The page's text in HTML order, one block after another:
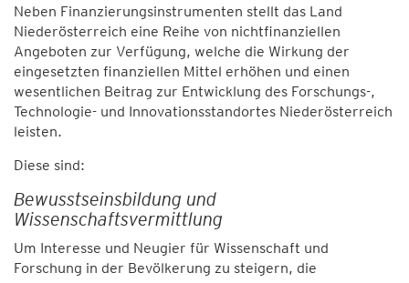
Neben Finanzierungsinstrumenten stellt das Land
Niederösterreich eine Reihe von nichtfinanziellen
Angeboten zur Verfügung, welche die Wirkung der
eingesetzten finanziellen Mittel erhöhen und einen
wesentlichen Beitrag zur Entwicklung des Forschungs-,
Technologie- und Innovationsstandortes Niederösterreich
leisten.
Diese sind:
Bewusstseinsbildung und
Wissenschaftsvermittlung
Um Interesse und Neugier für Wissenschaft und
Forschung in der Bevölkerung zu steigern, die